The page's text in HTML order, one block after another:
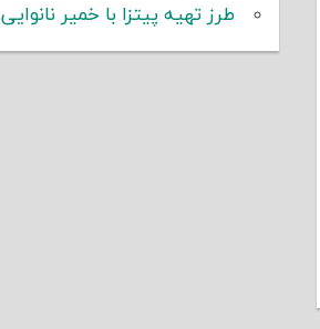
طرز تهیه پیتزا با خمیر نانوایی